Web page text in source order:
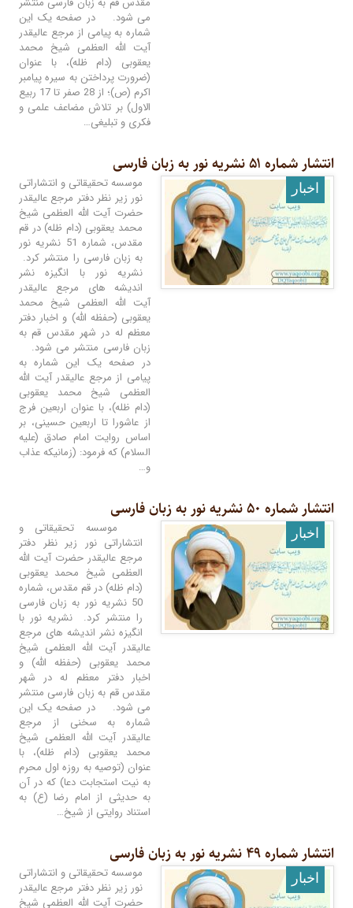
می شود. در صفحه یک این
شماره به پیامی از مرجع عالیقدر
آیت ‌الله العظمی شیخ محمد
یعقوبی (دام ظله)، با عنوان
(ضرورت پرداختن به سیره پیامبر
اکرم (ص)؛ از 28 صفر تا 17 ربیع
الاول) بر تلاش مضاعف علمی و
فکری و تبلیغی…
انتشار شماره ۵۱ نشریه نور به زبان فارسی
اخبار
موسسه تحقیقاتی و انتشاراتی
نور زیر نظر دفتر مرجع عالیقدر
حضرت آیت الله العظمی شیخ
محمد یعقوبی (دام ظله) در قم
مقدس، شماره 51 نشریه نور
به زبان فارسی را منتشر کرد.
نشریه نور با انگیزه نشر
اندیشه های مرجع عالیقدر
آیت الله العظمی شیخ محمد
یعقوبی (حفظه الله) و اخبار دفتر
معظم له در شهر مقدس قم به
زبان فارسی منتشر می شود.
در صفحه یک این شماره به
پیامی از مرجع عالیقدر آیت ‌الله
العظمی شیخ محمد یعقوبی
(دام ظله)، با عنوان اربعین فرج
از عاشورا تا اربعین حسینی، بر
اساس روایت امام صادق (علیه
السلام) که فرمود: (زمانیکه عذاب
و…
انتشار شماره ۵۰ نشریه نور به زبان فارسی
اخبار
موسسه تحقیقاتی و
انتشاراتی نور زیر نظر دفتر
مرجع عالیقدر حضرت آیت الله
العظمی شیخ محمد یعقوبی
(دام ظله) در قم مقدس، شماره
50 نشریه نور به زبان فارسی
را منتشر کرد. نشریه نور با
انگیزه نشر اندیشه های مرجع
عالیقدر آیت الله العظمی شیخ
محمد یعقوبی (حفظه الله) و
اخبار دفتر معظم له در شهر
مقدس قم به زبان فارسی منتشر
می شود. در صفحه یک این
شماره به سخنی از مرجع
عالیقدر آیت ‌الله العظمی شیخ
محمد یعقوبی (دام ظله)، با
عنوان (توصیه به روزه اول محرم
به نیت استجابت دعا) که در آن
به حدیثی از امام رضا (ع) به
استناد روایتی از شیخ…
انتشار شماره ۴۹ نشریه نور به زبان فارسی
اخبار
موسسه تحقیقاتی و انتشاراتی
نور زیر نظر دفتر مرجع عالیقدر
حضرت آیت الله العظمی شیخ